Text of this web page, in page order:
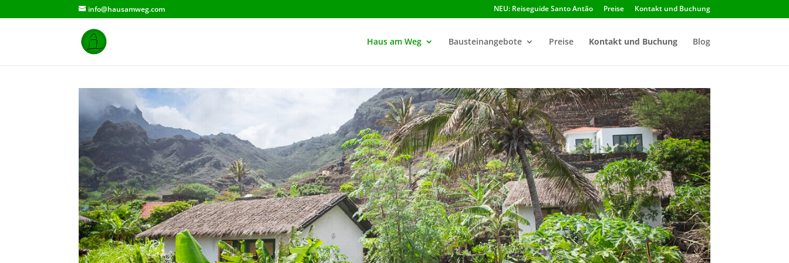
info@hausamweg.com NEU: Reiseguide Santo Antão Preise Kontakt und Buchung
Haus am Weg Bausteinangebote Preise Kontakt und Buchung Blog